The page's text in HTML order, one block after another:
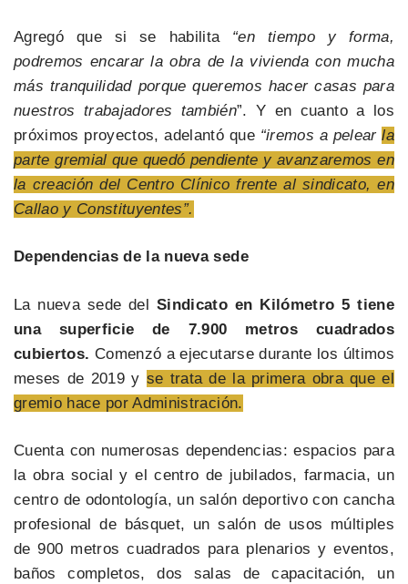
Agregó que si se habilita “en tiempo y forma,
podremos encarar la obra de la vivienda con mucha
más tranquilidad porque queremos hacer casas para
nuestros trabajadores también”. Y en cuanto a los
próximos proyectos, adelantó que “iremos a pelearla
parte gremial que quedó pendiente y avanzaremos en
la creación del Centro Clínico frente al sindicato, en
Callao y Constituyentes”.
Dependencias de la nueva sede
La nueva sede del Sindicato en Kilómetro 5 tiene
una superficie de 7.900 metros cuadrados
cubiertos. Comenzó a ejecutarse durante los últimos
meses de 2019 y se trata de la primera obra que el
gremio hace por Administración.
Cuenta con numerosas dependencias: espacios para
la obra social y el centro de jubilados, farmacia, un
centro de odontología, un salón deportivo con cancha
profesional de básquet, un salón de usos múltiples
de 900 metros cuadrados para plenarios y eventos,
baños completos, dos salas de capacitación, un